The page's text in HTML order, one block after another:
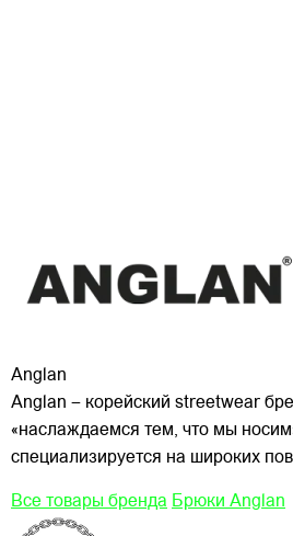
Anglan
Anglan – корейский streetwear
«наслаждаемся тем, что мы
специализируется на широких
Все товары бренда Брюки Anglan